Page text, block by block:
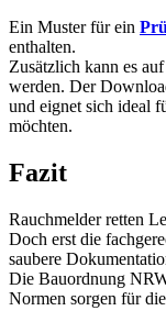
Ein Muster für ein
enthalten.
Zusätzlich kann es
werden. Der
und eignet sich ideal
möchten.
Fazit
Rauchmelder retten
Doch erst die
saubere
Die Bauordnung
Normen sorgen für